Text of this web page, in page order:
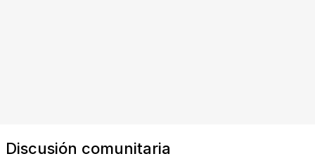
Discusión comunitaria